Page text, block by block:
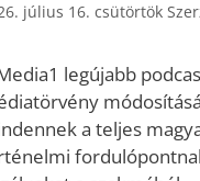
július 16. csütörtök
legújabb
a teljes